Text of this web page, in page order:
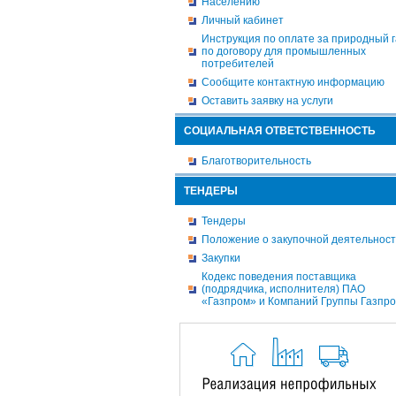
Личный кабинет
Инструкция по оплате за природный
по договору для промышленных
потребителей
Сообщите контактную информацию
Оставить заявку на услуги
СОЦИАЛЬНАЯ ОТВЕТСТВЕННОСТЬ
Благотворительность
ТЕНДЕРЫ
Тендеры
Положение о закупочной
Закупки
Кодекс поведения поставщика
(подрядчика, исполнителя) ПАО
«Газпром» и Компаний Группы